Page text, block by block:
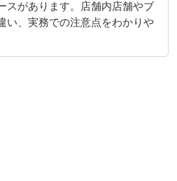
スがあります。店舗内店舗やブ
い、実務での注意点をわかりや